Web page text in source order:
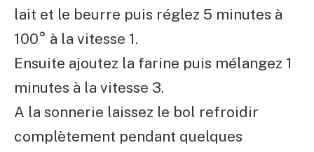
lait et le beurre puis réglez 5 minutes à
100° à la vitesse 1.
Ensuite ajoutez la farine puis mélangez 1
minutes à la vitesse 3.
A la sonnerie laissez le bol refroidir
complètement pendant quelques